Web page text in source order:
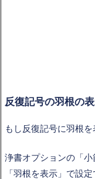
反復記号の羽根の
もし反復記号に羽根を
浄書オプションの「
「 羽根を表示 」で設定